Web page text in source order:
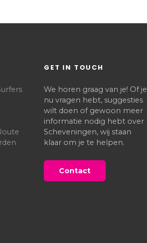
GET IN TOUCH
We horen graag van je! Of je
nu vragen hebt, suggesties
wilt doen of gewoon meer
informatie nodig hebt over
Scheveningen, wij staan
klaar om je te helpen.
Contact